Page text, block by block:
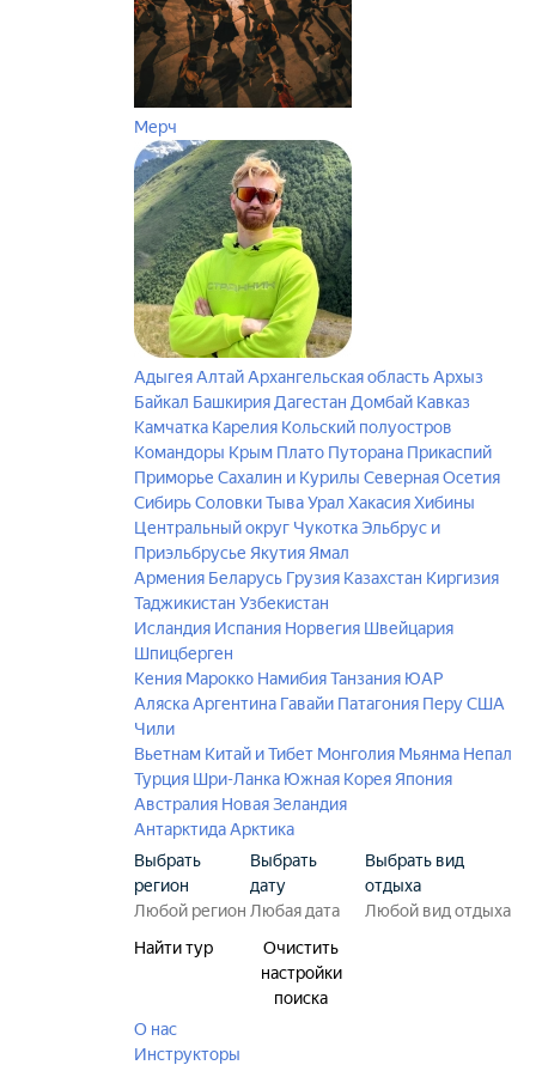
Мерч
АдыгеяАлтайАрхангельская областьАрхыз
Байкал Башкирия Дагестан Домбай Кавказ
Камчатка Карелия Кольский полуостров
Командоры Крым Плато Путорана Прикаспий
Приморье Сахалин и Курилы Северная Осетия
СибирьСоловкиТываУрал ХакасияХибины
Центральный округ ЧукоткаЭльбрус и
Приэльбрусье Якутия Ямал
Армения Беларусь Грузия Казахстан Киргизия
Таджикистан Узбекистан
Исландия Испания Норвегия Швейцария
Шпицберген
Кения Марокко НамибияТанзания ЮАР
АляскаАргентина Гавайи Патагония Перу США
Чили
Вьетнам Китай и Тибет Монголия Мьянма Непал
Турция Шри-Ланка Южная Корея Япония
Австралия Новая Зеландия
АнтарктидаАрктика
Выбрать
регион
Выбрать
дату
Выбрать вид
отдыха
Найти тур
Очистить
настройки
поиска
О нас
Инструкторы